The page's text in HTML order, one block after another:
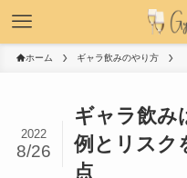
ホーム ギャラ飲みのやり方
ギャラ飲み
例とリスク
点
2022
8/26